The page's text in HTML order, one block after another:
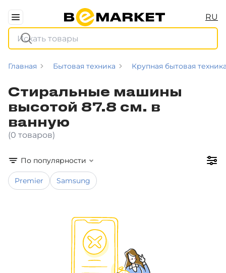
RU
Главная Бытовая техника Крупная бытовая
Стиральные машины
высотой 87.8 см. в
ванную
(0 товаров)
По популярности
Premier Samsung